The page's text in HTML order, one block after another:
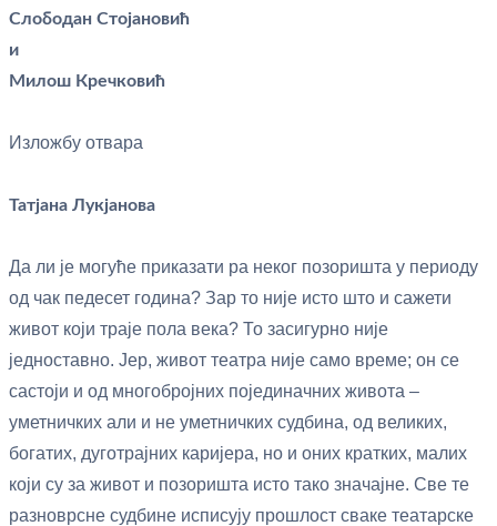
Слободан Стојановић
и
Милош Кречковић
Изложбу отвара
Татјана Лукјанова
Да ли је могуће приказати ра неког позоришта у периоду
од чак педесет година? Зар то није исто што и сажети
живот који траје пола века? То засигурно није
једноставно. Јер, живот театра није само време; он се
састоји и од многобројних појединачних живота –
уметничких али и не уметничких судбина, од великих,
богатих, дуготрајних каријера, но и оних кратких, малих
који су за живот и позоришта исто тако значајне. Све те
разноврсне судбине исписују прошлост сваке театарске